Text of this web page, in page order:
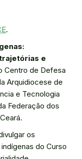
.
e
Centro de Defesa
Arquidiocese de
e Tecnologia
Federação dos
os
do Curso